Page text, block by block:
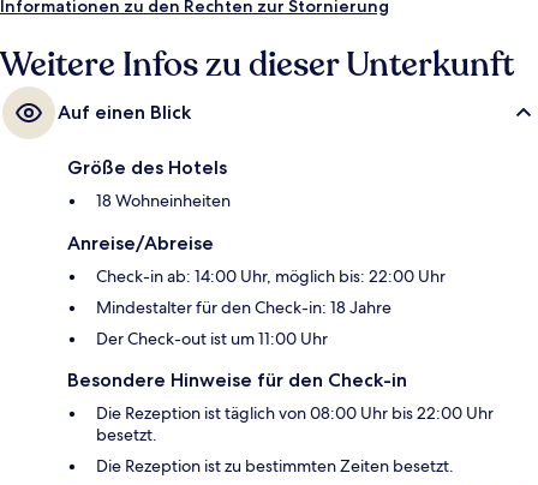
Informationen zu den Rechten zur Stornierung
Weitere Infos zu dieser Unterkunft
Auf einen Blick
Größe des Hotels
18 Wohneinheiten
Anreise/Abreise
Check-in ab: 14:00 Uhr, möglich bis: 22:00 Uhr
Mindestalter für den Check-in: 18 Jahre
Der Check-out ist um 11:00 Uhr
Besondere Hinweise für den Check-in
Die Rezeption ist täglich von 08:00 Uhr bis 22:00 Uhr
besetzt.
Die Rezeption ist zu bestimmten Zeiten besetzt.